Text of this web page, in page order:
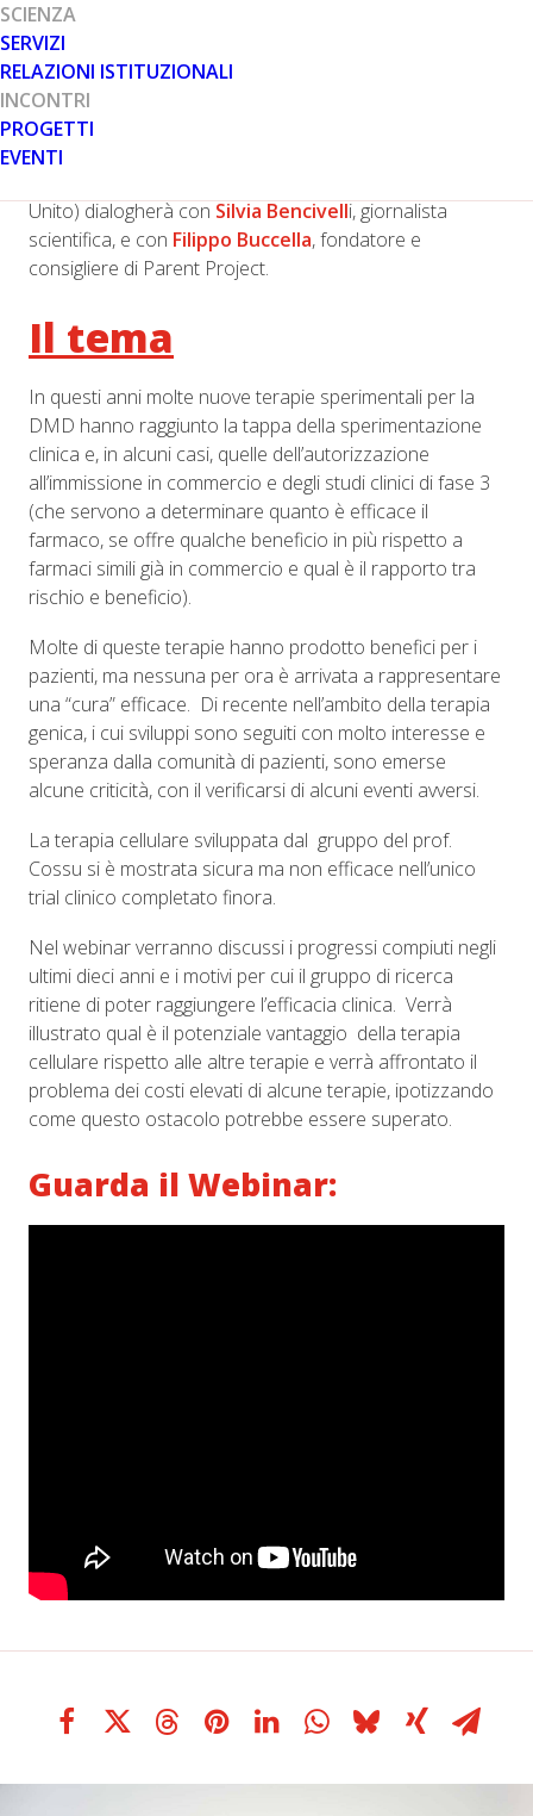
SCIENZA
SERVIZI
RELAZIONI ISTITUZIONALI
INCONTRI
PROGETTI
EVENTI
Venerdì 11 aprile, alle ore 18, si terrà sulla piattaforma
Zoom il webinar
verso efficacia e sostenibilità economica
Unito) dialogherà con Silvia Bencivelli, giornalista
scientifica, e con Filippo Buccella, fondatore e
consigliere di Parent Project.
Il tema
In questi anni molte nuove terapie sperimentali per la
DMD hanno raggiunto la tappa della sperimentazione
clinica e, in alcuni casi, quelle dell’autorizzazione
all’immissione in commercio e degli studi clinici di fase 3
(che servono a determinare quanto è efficace il
farmaco, se offre qualche beneficio in più rispetto a
farmaci simili già in commercio e qual è il rapporto tra
rischio e beneficio).
Molte di queste terapie hanno prodotto benefici per i
pazienti, ma nessuna per ora è arrivata a rappresentare
una “cura” efficace. Di recente nell’ambito della terapia
genica, i cui sviluppi sono seguiti con molto interesse e
speranza dalla comunità di pazienti, sono emerse
alcune criticità, con il verificarsi di alcuni eventi avversi.
La terapia cellulare sviluppata dal gruppo del prof.
Cossu si è mostrata sicura ma non efficace nell’unico
trial clinico completato finora.
Nel webinar verranno discussi i progressi compiuti negli
ultimi dieci anni e i motivi per cui il gruppo di ricerca
ritiene di poter raggiungere l’efficacia clinica. Verrà
illustrato qual è il potenziale vantaggio della terapia
cellulare rispetto alle altre terapie e verrà affrontato il
problema dei costi elevati di alcune terapie, ipotizzando
come questo ostacolo potrebbe essere superato.
Guarda il Webinar: